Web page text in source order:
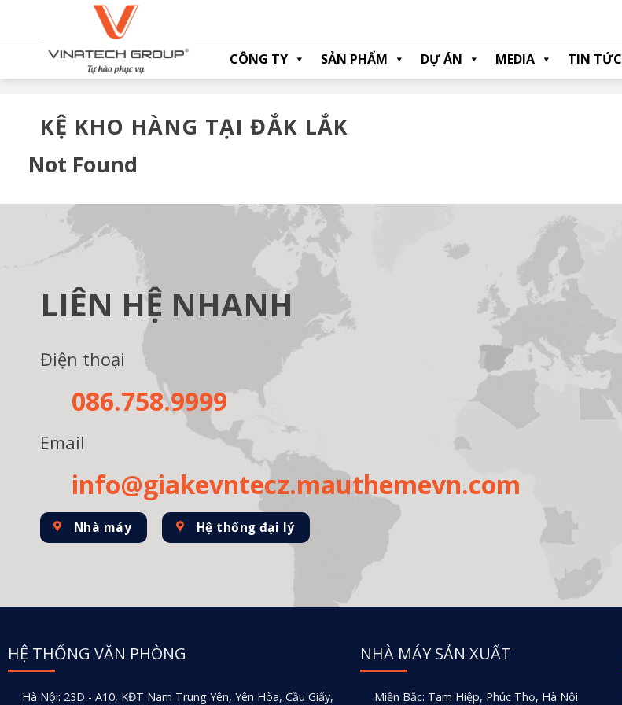
CÔNG TY SẢN PHẨM DỰ ÁN MEDIA TIN TỨC
KỆ KHO HÀNG TẠI ĐẮK LẮK
Not Found
LIÊN HỆ NHANH
Điện thoại
086.758.9999
Email
info@giakevntecz.mauthemevn.com
Nhà máy Hệ thống đại lý
HỆ THỐNG VĂN PHÒNG
Hà Nội: 23D - A10, KĐT Nam Trung Yên, Yên Hòa, Cầu Giấy,
NHÀ MÁY SẢN XUẤT
Miền Bắc: Tam Hiệp, Phúc Thọ, Hà Nội